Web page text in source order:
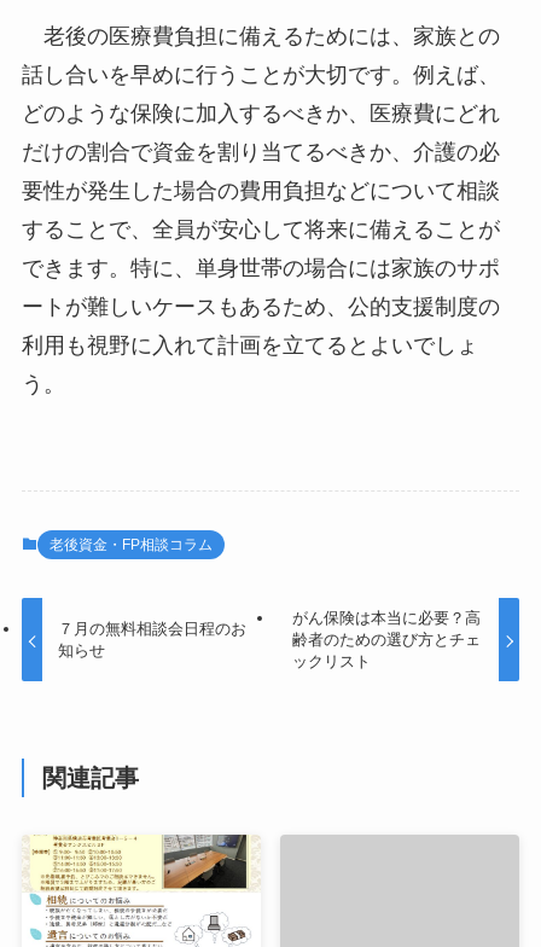
老後の医療費負担に備えるためには、家族との
話し合いを早めに行うことが大切です。例えば、
どのような保険に加入するべきか、医療費にどれ
だけの割合で資金を割り当てるべきか、介護の必
要性が発生した場合の費用負担などについて相談
することで、全員が安心して将来に備えることが
できます。特に、単身世帯の場合には家族のサポ
ートが難しいケースもあるため、公的支援制度の
利用も視野に入れて計画を立てるとよいでしょ
う。
老後資金・FP相談コラム
７月の無料相談会日程のお
知らせ
がん保険は本当に必要？高
齢者のための選び方とチェ
ックリスト
関連記事